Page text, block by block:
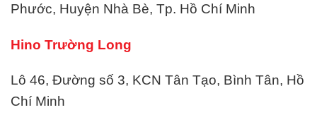
Phước, Huyện Nhà Bè, Tp. Hồ Chí Minh
Hino Trường Long
Lô 46, Đường số 3, KCN Tân Tạo, Bình Tân, Hồ
Chí Minh